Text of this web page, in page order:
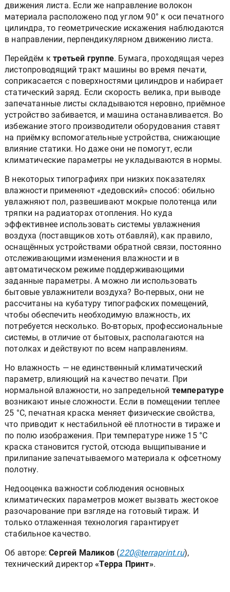
движения листа. Если же направление волокон
материала расположено под углом 90° к оси печатного
цилиндра, то геометрические искажения наблюдаются
в направлении, перпендикулярном движению листа.
Перейдём ктретьей группе. Бумага, проходящая через
листопроводящий тракт машины во время печати,
соприкасается с поверхностями цилиндров и набирает
статический заряд. Если скорость велика, при выводе
запечатанные листы складываются неровно, приёмное
устройство забивается, и машина останавливается. Во
избежание этого производители оборудования ставят
на приёмку вспомогательные устройства, снижающие
влияние статики. Но даже они не помогут, если
климатические параметры не укладываются в нормы.
В некоторых типографиях при низких показателях
влажности применяют «дедовский» способ: обильно
увлажняют пол, развешивают мокрые полотенца или
тряпки на радиаторах отопления. Но куда
эффективнее использовать системы увлажнения
воздуха (поставщиков хоть отбавляй), как правило,
оснащённых устройствами обратной связи, постоянно
отслеживающими изменения влажности и в
автоматическом режиме поддерживающими
заданные параметры. А можно ли использовать
бытовые увлажнители воздуха? Во-первых, они не
рассчитаны на кубатуру типографских помещений,
чтобы обеспечить необходимую влажность, их
потребуется несколько. Во-вторых, профессиональные
системы, в отличие от бытовых, располагаются на
потолках и действуют по всем направлениям.
Но влажность — не единственный климатический
параметр, влияющий на качество печати. При
нормальной влажности, но запредельной температуре
возникают иные сложности. Если в помещении теплее
25 °С, печатная краска меняет физические свойства,
что приводит к нестабильной её плотности в тираже и
по полю изображения. При температуре ниже 15 °С
краска становится густой, отсюда выщипывание и
прилипание запечатываемого материала к офсетному
полотну.
Недооценка важности соблюдения основных
климатических параметров может вызвать жестокое
разочарование при взгляде на готовый тираж. И
только отлаженная технология гарантирует
стабильное качество.
Об авторе:Сергей Маликов (220@terraprint.ru),
технический директор«Терра Принт».